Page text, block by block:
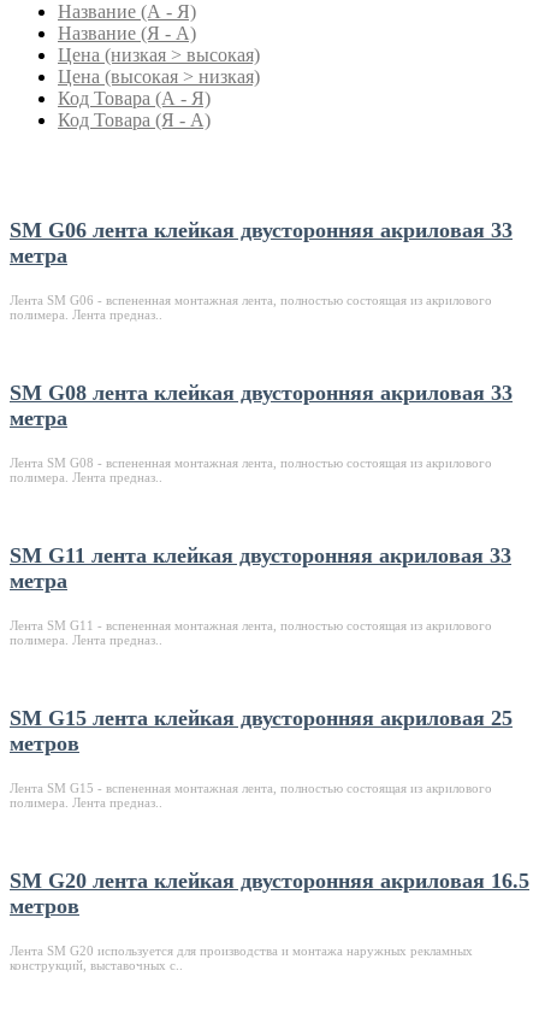
Название (А - Я)
Название (Я - А)
Цена (низкая > высокая)
Цена (высокая > низкая)
Код Товара (А - Я)
Код Товара (Я - А)
SM G06 лента клейкая двусторонняя акриловая 33
метра
Лента SM G06 - вспененная монтажная лента, полностью состоящая из акрилового
полимера. Лента предназ..
SM G08 лента клейкая двусторонняя акриловая 33
метра
Лента SM G08 - вспененная монтажная лента, полностью состоящая из акрилового
полимера. Лента предназ..
SM G11 лента клейкая двусторонняя акриловая 33
метра
Лента SM G11 - вспененная монтажная лента, полностью состоящая из акрилового
полимера. Лента предназ..
SM G15 лента клейкая двусторонняя акриловая 25
метров
Лента SM G15 - вспененная монтажная лента, полностью состоящая из акрилового
полимера. Лента предназ..
SM G20 лента клейкая двусторонняя акриловая 16.5
метров
Лента SM G20 используется для производства и монтажа наружных рекламных
конструкций, выставочных с..